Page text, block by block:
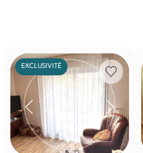
EXCLUSIVITÉ